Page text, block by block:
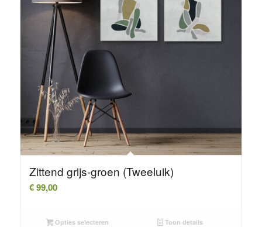
Zittend grijs-groen (Tweeluik)
€99,00
Opties selecteren Toon details